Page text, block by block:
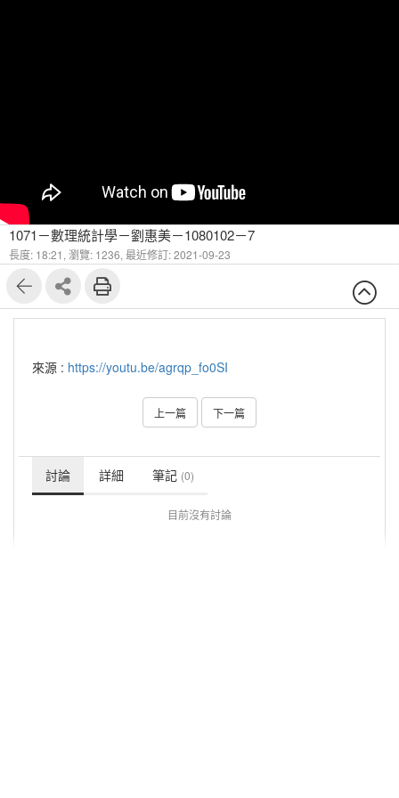
1071－數理統計學－劉惠美－1080102－7
長度: 18:21, 瀏覽: 1236, 最近修訂: 2021-09-23
來源 : https://youtu.be/agrqp_fo0SI
上一篇 下一篇
討論 詳細 筆記 (0)
目前沒有討論